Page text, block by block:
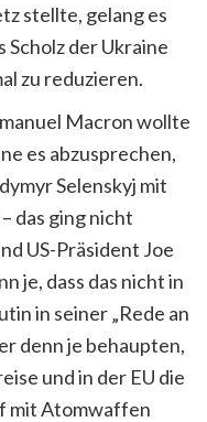
stellte, gelang es
Scholz der Ukraine
zu reduzieren.
Macron wollte
es abzusprechen,
Selenskyj mit
das ging nicht
US-Präsident Joe
je, dass das nicht in
in seiner „Rede an
denn je behaupten,
und in der EU die
mit Atomwaffen